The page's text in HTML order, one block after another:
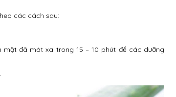
các cách sau:
đã mát xa trong 15 – 10 phút để các dưỡng